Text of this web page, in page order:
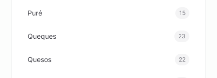
Puré 15
Queques 23
Quesos 22